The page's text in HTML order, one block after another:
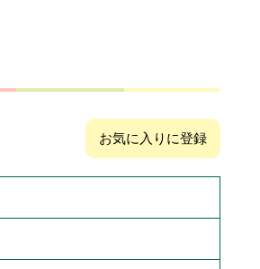
お気に入りに登録